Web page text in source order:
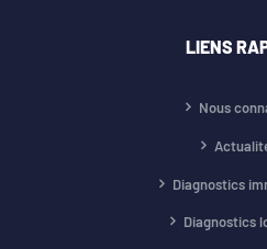
LIENS
Nous
Diagnostics
Diagnostics